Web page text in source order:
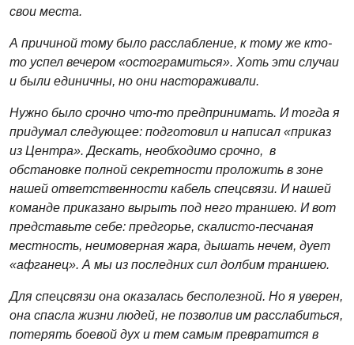
свои места.
А причиной тому было расслабление, к тому же кто-
то успел вечером «остограмиться». Хоть эти случаи
и были единичны, но они настораживали.
Нужно было срочно что-то предпринимать. И тогда я
придумал следующее: подготовил и написал «приказ
из Центра». Дескать, необходимо срочно, в
обстановке полной секретности проложить в зоне
нашей ответственности кабель спецсвязи. И нашей
команде приказано вырыть под него траншею. И вот
представьте себе: предгорье, скалисто-песчаная
местность, неимоверная жара, дышать нечем, дует
«афганец». А мы из последних сил долбим траншею.
Для спецсвязи она оказалась бесполезной. Но я уверен,
она спасла жизни людей, не позволив им расслабиться,
потерять боевой дух и тем самым превратится в